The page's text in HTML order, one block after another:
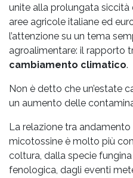
unite alla prolungata
aree agricole italiane ed
l’attenzione su un tema
agroalimentare: il rapporto
cambiamento climatico.
Non è detto che un’estate
un aumento delle
La relazione tra
micotossine è molto più
coltura, dalla specie
fenologica, dagli eventi